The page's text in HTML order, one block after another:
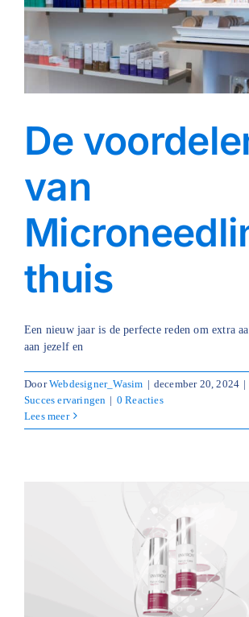
De
van
thuis
Een nieuw jaar is de perfecte reden om extra
aan jezelf en
DoorWebdesigner_Wasim | december 20, 2024 |
Succes ervaringen | 0 Reacties
Lees meer